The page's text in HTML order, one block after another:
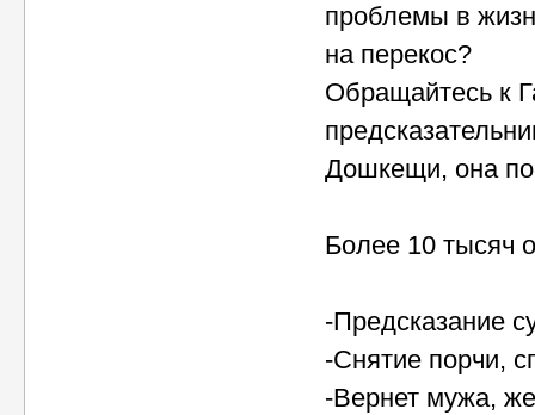
проблемы в
на перекос?
Обращайтесь к
Дошкещи, она
Более 10 тысяч
-Предсказание
-Снятие порчи,
-Вернет мужа,